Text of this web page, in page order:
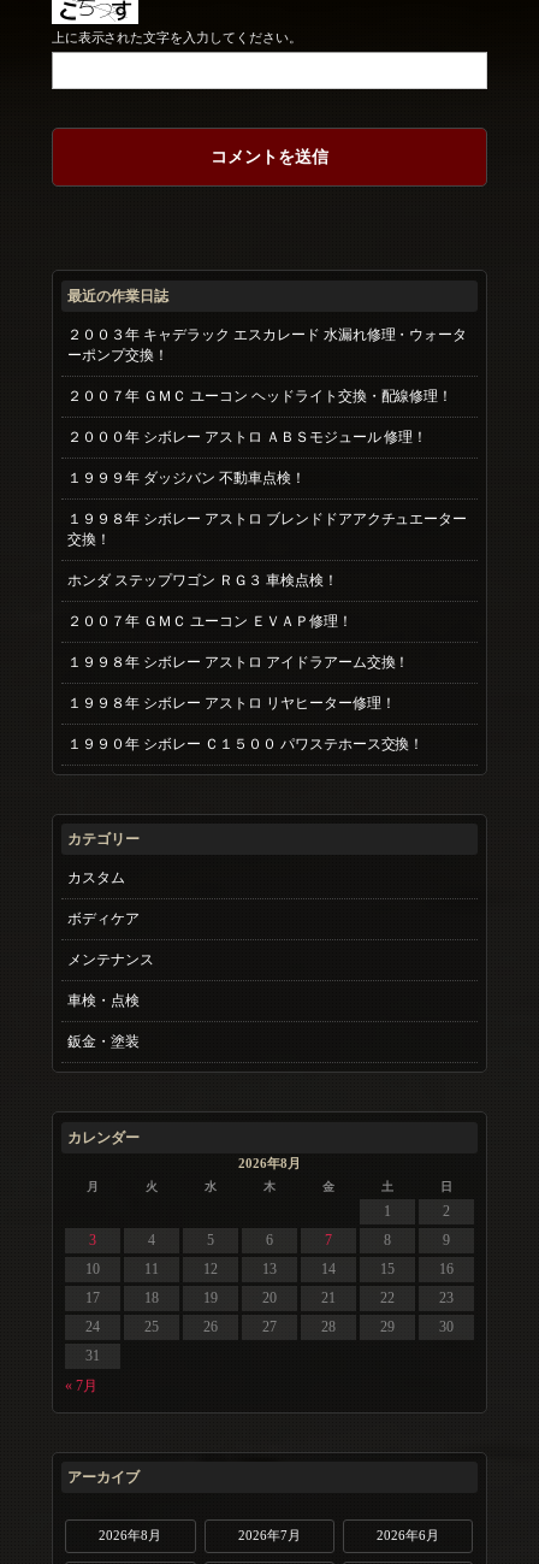
上に表示された文字を入力してください。
最近の作業日誌
２００３年 キャデラック エスカレード 水漏れ修理・ウォータ
ーポンプ交換！
２００７年 ＧＭＣ ユーコン ヘッドライト交換・配線修理！
２０００年 シボレー アストロ ＡＢＳモジュール 修理！
１９９９年 ダッジバン 不動車点検！
１９９８年 シボレー アストロ ブレンドドアアクチュエーター
交換！
ホンダ ステップワゴン ＲＧ３ 車検点検！
２００７年 ＧＭＣ ユーコン ＥＶＡＰ修理！
１９９８年 シボレー アストロ アイドラアーム交換！
１９９８年 シボレー アストロ リヤヒーター修理！
１９９０年 シボレー Ｃ１５００ パワステホース交換！
カテゴリー
カスタム
ボディケア
メンテナンス
車検・点検
鈑金・塗装
カレンダー
2026年8月
月 火 水 木 金 土 日
« 7月
1
2
3
4 5 6 7 8
9
10
11 12 13 14 15
16
17
18 19 20 21 22
23
24
25 26 27 28 29
30
31
アーカイブ
2026年8月 2026年7月 2026年6月